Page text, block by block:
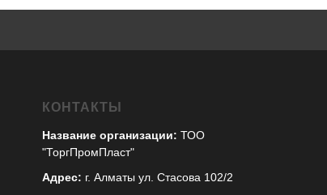
КОНТАКТЫ
Название организации: ТОО
"ТоргПромПласт"
Адрес: г. Алматы ул. Стасова 102/2